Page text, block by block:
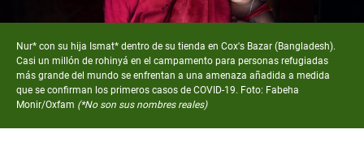
Nur* con su hija Ismat* dentro de su tienda en Cox's Bazar (Bangladesh).
Casi un millón de rohinyá en el campamento para personas refugiadas
más grande del mundo se enfrentan a una amenaza añadida a medida
que se confirman los primeros casos de COVID-19. Foto: Fabeha
Monir/Oxfam (*No son sus nombres reales)